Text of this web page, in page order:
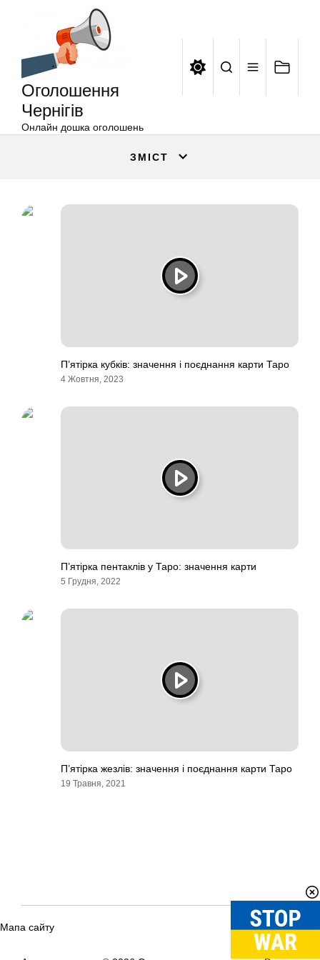
Оголошення
Чернігів
Онлайн дошка оголошень
ЗМІСТ
П’ятірка кубків: значення і поєднання карти Таро
4 Жовтня, 2023
П’ятірка пентаклів у Таро: значення карти
5 Грудня, 2022
П’ятірка жезлів: значення і поєднання карти Таро
19 Травня, 2021
Мапа сайту